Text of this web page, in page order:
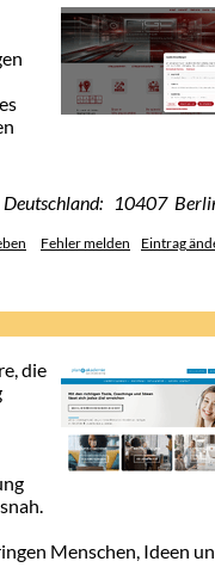
Deutschland: 10407
Fehler melden Eintrag
die
Menschen, Ideen